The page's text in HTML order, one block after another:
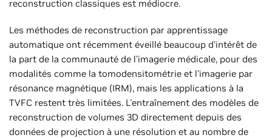
reconstruction classiques est médiocre.
Les méthodes de reconstruction par apprentissage
automatique ont récemment éveillé beaucoup d'intérêt de
la part de la communauté de l'imagerie médicale, pour des
modalités comme la tomodensitométrie et l'imagerie par
résonance magnétique (IRM), mais les applications à la
TVFC restent très limitées. L'entraînement des modèles de
reconstruction de volumes 3D directement depuis des
données de projection à une résolution et au nombre de